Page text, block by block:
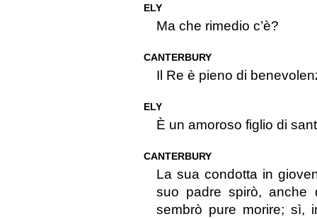
ELY
Ma che rimedio c’è?
CANTERBURY
Il Re è pieno di
ELY
È un amoroso figlio di
CANTERBURY
La sua condotta in
suo padre spirò, anche
sembrò pure morire; sì,